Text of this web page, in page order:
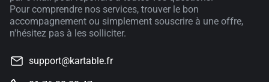
Pour comprendre nos services, trouver le bon
accompagnement ou simplement souscrire à une offre,
n'hésitez pas à les solliciter.
support@kartable.fr